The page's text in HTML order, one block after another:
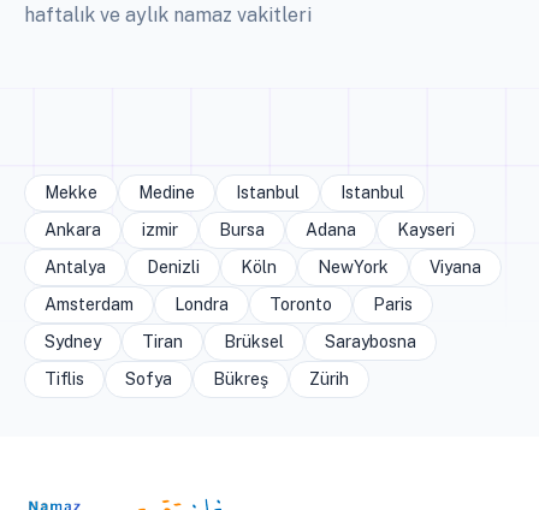
haftalık ve aylık namaz vakitleri
Mekke Medine Istanbul
Istanbul
Ankara
izmir Bursa Adana
Kayseri
Antalya
Denizli Köln NewYork
Viyana
Amsterdam
Londra Toronto
Paris
Sydney
Tiran Brüksel
Saraybosna
Tiflis
Sofya Bükreş Zürih